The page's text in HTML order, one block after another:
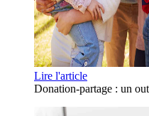
Lire l'article
Donation-partage : un